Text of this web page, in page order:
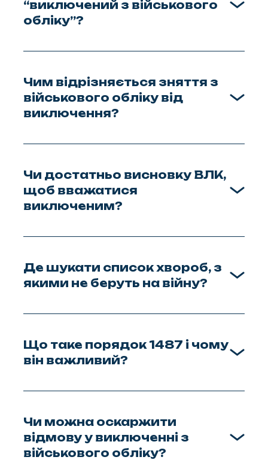
“виключений з військового
обліку”?
Чим відрізняється зняття з
військового обліку від
виключення?
Чи достатньо висновку ВЛК,
щоб вважатися
виключеним?
Де шукати список хвороб, з
якими не беруть на війну?
Що таке порядок 1487 і чому
він важливий?
Чи можна оскаржити
відмову у виключенні з
військового обліку?